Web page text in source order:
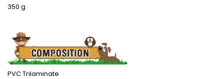
350 g
.
PVC Trilaminate